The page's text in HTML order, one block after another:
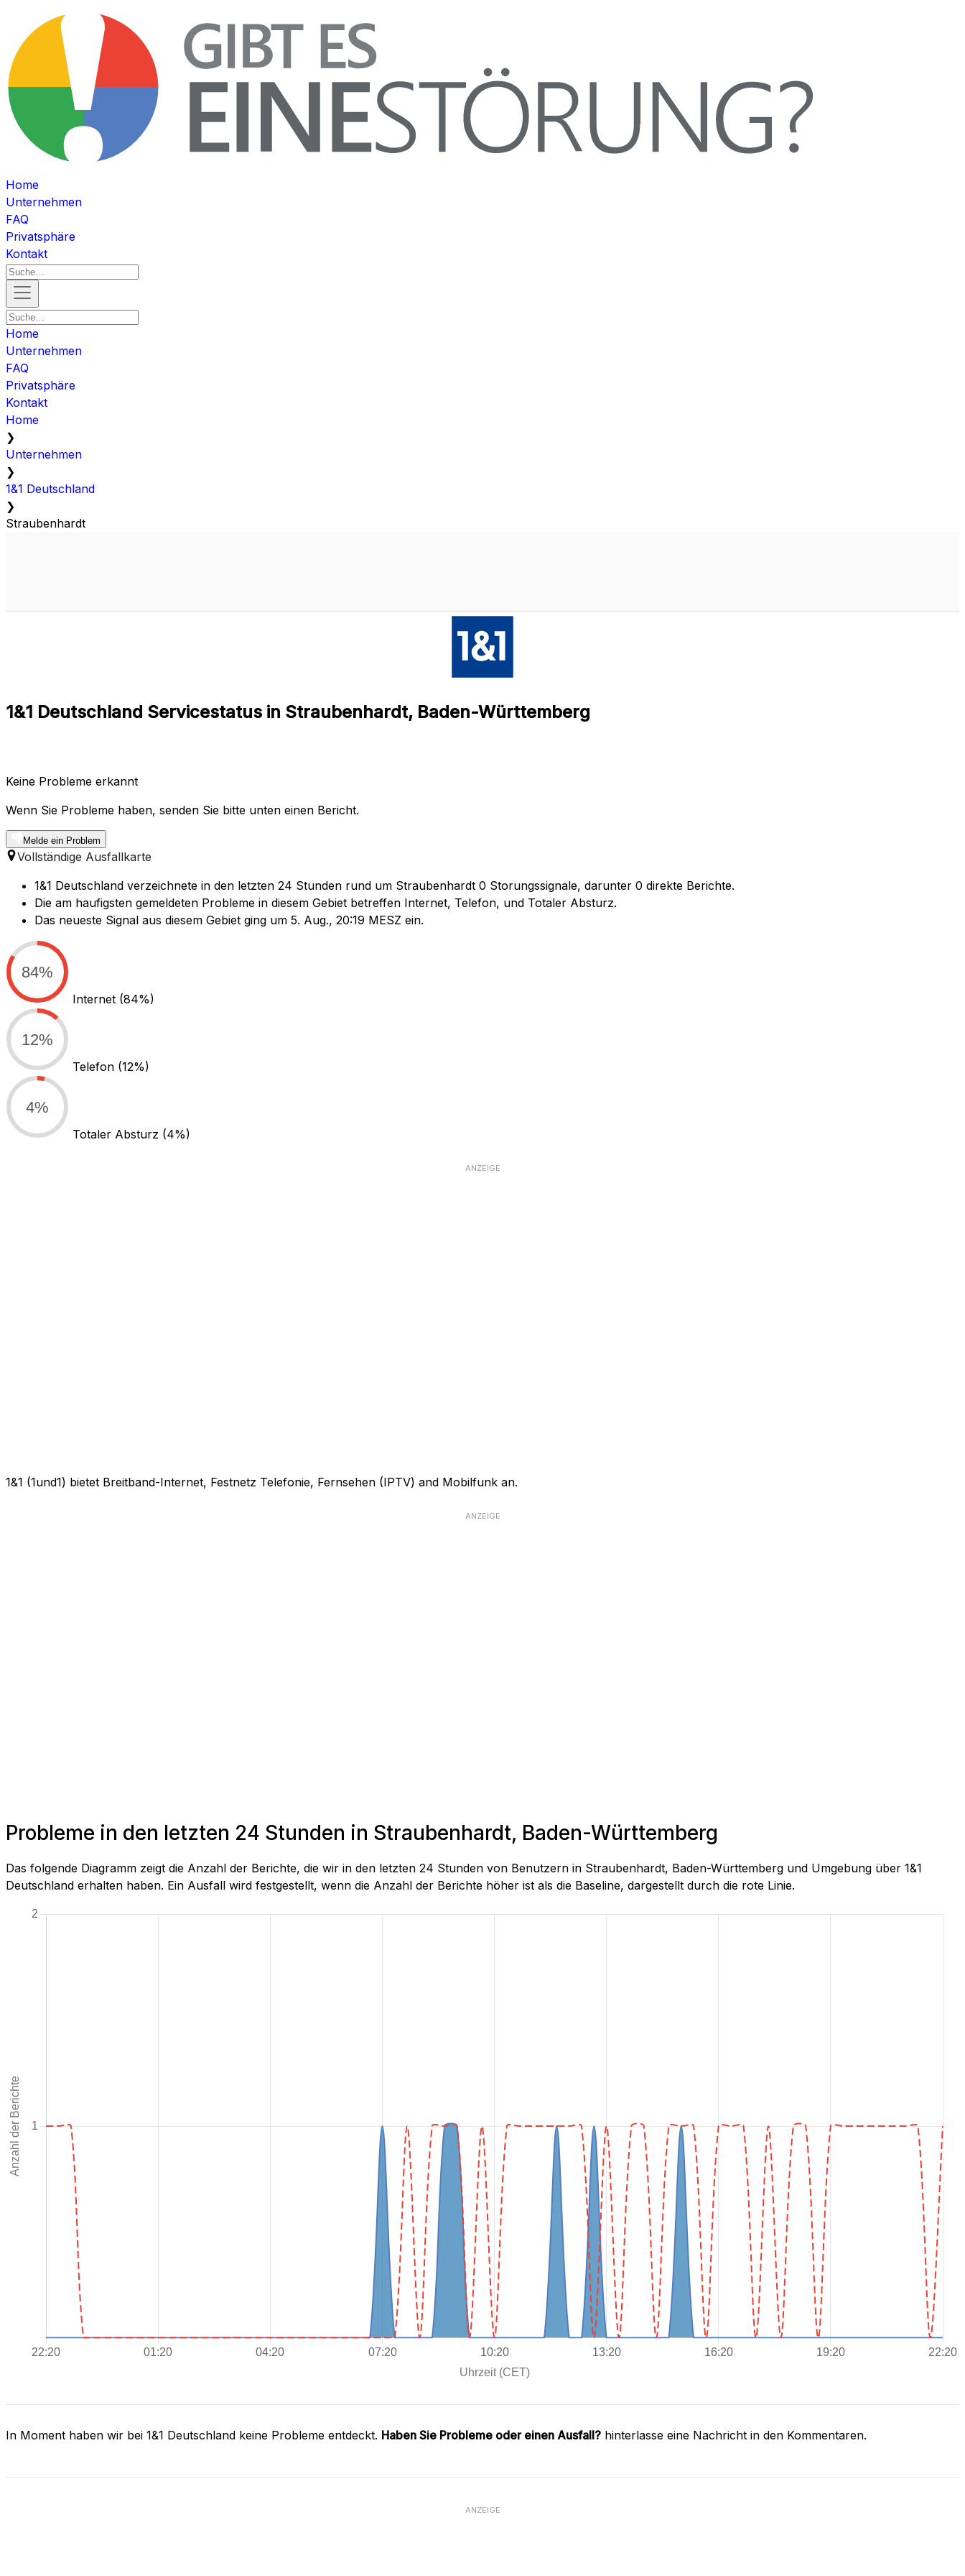
Home
Unternehmen
FAQ
Privatsphäre
Kontakt
Home
Unternehmen
FAQ
Privatsphäre
Kontakt
Home
❯
Unternehmen
❯
1&1 Deutschland
❯
Straubenhardt
1&1 Deutschland Servicestatus in Straubenhardt, Baden-Württemberg
Keine Probleme erkannt
Wenn Sie Probleme haben, senden Sie bitte unten einen Bericht.
Melde ein Problem
Vollständige Ausfallkarte
1&1 Deutschland verzeichnete in den letzten 24 Stunden rund um Straubenhardt 0 Storungssignale, darunter 0 direkte Berichte.
Die am haufigsten gemeldeten Probleme in diesem Gebiet betreffen Internet, Telefon, und Totaler Absturz.
Das neueste Signal aus diesem Gebiet ging um 5. Aug., 20:19 MESZ ein.
84%
Internet (84%)
12%
Telefon (12%)
4%
Totaler Absturz (4%)
ANZEIGE
1&1 (1und1) bietet Breitband-Internet, Festnetz Telefonie, Fernsehen (IPTV) and Mobilfunk an.
ANZEIGE
Probleme in den letzten 24 Stunden in Straubenhardt, Baden-Württemberg
Das folgende Diagramm zeigt die Anzahl der Berichte, die wir in den letzten 24 Stunden von Benutzern in Straubenhardt, Baden-Württemberg und Umgebung über 1&1
Deutschland erhalten haben. Ein Ausfall wird festgestellt, wenn die Anzahl der Berichte höher ist als die Baseline, dargestellt durch die rote Linie.
In Moment haben wir bei 1&1 Deutschland keine Probleme entdeckt. Haben Sie Probleme oder einen Ausfall? hinterlasse eine Nachricht in den Kommentaren.
ANZEIGE